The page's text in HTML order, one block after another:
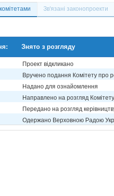
Зв'язані законопроекти
Знято з розгляду
Проект відкликано
Вручено подання Комітету про
Надано для ознайомлення
Направлено на розгляд Комітету
Передано на розгляд
Одержано Верховною Радою